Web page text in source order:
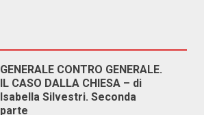
GENERALE CONTRO GENERALE.
IL CASO DALLA CHIESA – di
Isabella Silvestri. Seconda
parte